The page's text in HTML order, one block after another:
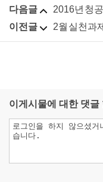
다음글 2016년 청
이전글
2월 실천과제
이게시물에 대한 댓글